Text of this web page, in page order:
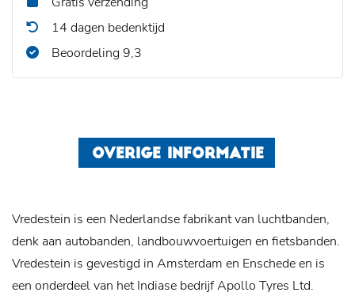
14 dagen bedenktijd
Beoordeling 9,3
OVERIGE INFORMATIE
Vredestein is een Nederlandse fabrikant van luchtbanden,
denk aan autobanden, landbouwvoertuigen en fietsbanden.
Vredestein is gevestigd in Amsterdam en Enschede en is
een onderdeel van het Indiase bedrijf Apollo Tyres Ltd.